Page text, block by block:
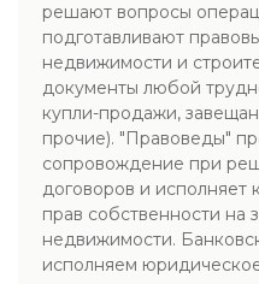
решают вопросы
подготавливают
недвижимости и
документы любой
купли-продажи,
прочие). "Правоведы"
сопровождение при
договоров и
прав собственности на
недвижимости.
исполняем